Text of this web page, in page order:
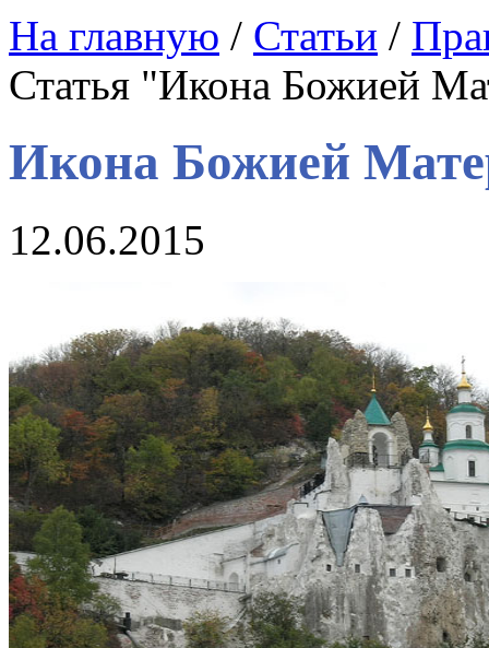
На главную / Статьи /
Статья "Икона Божией
Икона Божией
12.06.2015